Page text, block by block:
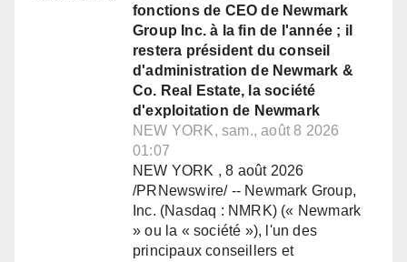
fonctions de CEO de Newmark
Group Inc. à la fin de l'année ; il
restera président du conseil
d'administration de Newmark &
Co. Real Estate, la société
d'exploitation de Newmark
NEW YORK, sam., août 8 2026
01:07
NEW YORK , 8 août 2026
/PRNewswire/ -- Newmark Group,
Inc. (Nasdaq : NMRK) (« Newmark
» ou la « société »), l'un des
principaux conseillers et